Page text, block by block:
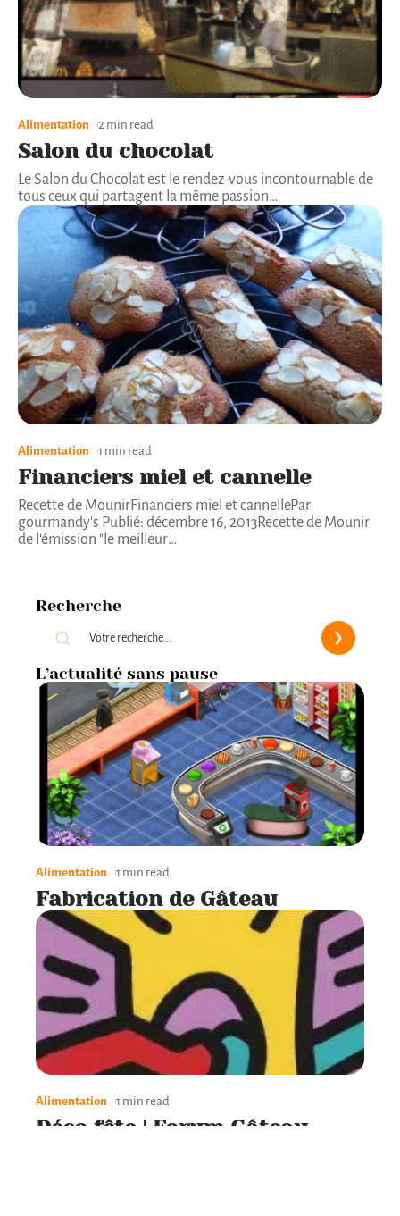
Alimentation 2 min read
Salon du chocolat
Le Salon du Chocolat est le rendez-vous incontournable de
tous ceux qui partagent la même passion…
Alimentation 1 min read
Financiers miel et cannelle
Recette de MounirFinanciers miel et cannellePar
gourmandy's Publié: décembre 16, 2013Recette de Mounir
de l'émission "le meilleur…
Recherche
L’actualité sans pause
Alimentation 1 min read
Fabrication de Gâteau
Alimentation 1 min read
Déco fête | Forum Gâteau